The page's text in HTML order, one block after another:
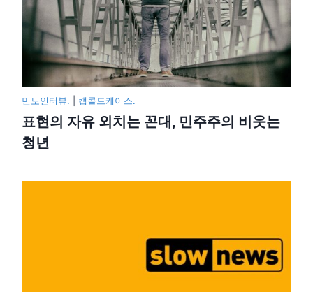
민노인터뷰. 캡콜드케이스.
표현의 자유 외치는 꼰대, 민주주의 비웃는
청년